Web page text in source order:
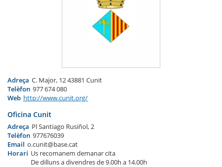
Adreça C. Major, 12 43881 Cunit
Telèfon 977 674 080
Web http://www.cunit.org/
Oficina Cunit
Adreça Pl Santiago Rusiñol, 2
Telèfon 977676039
Email o.cunit@base.cat
Horari Us recomanem demanar cita
De dilluns a divendres de 9.00h a 14.00h